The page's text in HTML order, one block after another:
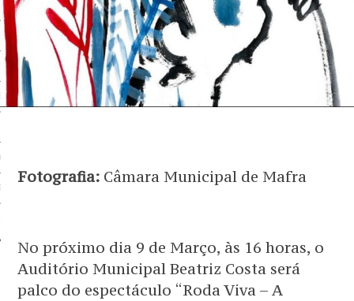
BEM
SERVIÇOS
Fotografia: Câmara Municipal de Mafra
No próximo dia 9 de Março, às 16 horas, o
Auditório Municipal Beatriz Costa será
palco do espectáculo “Roda Viva – A